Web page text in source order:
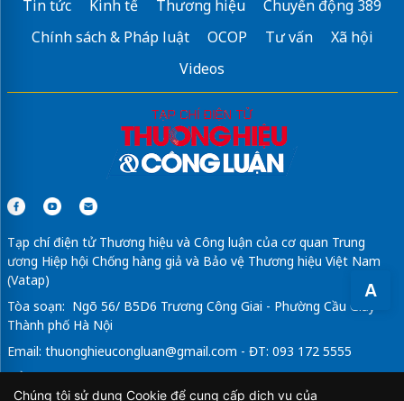
A
Cổng xếp điệnđa dạng mẫu mã
Phân phối thanh chắn bariean ninh
dán phim cách nhiệt ô tô
chính hãng, giá rẻ
Phụ kiệnVách tắm kính
Tin tức Kinh tế Thương hiệu
Chuyển động 389
Chính sách & Pháp luật
OCOP Tư vấn
Xã hội
Videos
Tạp chí điện tử Thương hiệu và Công luận của cơ quan Trung
ương Hiệp hội Chống hàng giả và Bảo vệ Thương hiệu Việt Nam
(Vatap)
Tòa soạn: Ngõ 56/ B5D6 Trương Công Giai - Phường Cầu Giấy -
Thành phố Hà Nội
Email: thuonghieucongluan@gmail.com - ĐT: 093 172 5555
Tổng Biên Tập: Vũ Đức Thuận
Chúng tôi sử dụng Cookie để cung cấp dịch vụ của